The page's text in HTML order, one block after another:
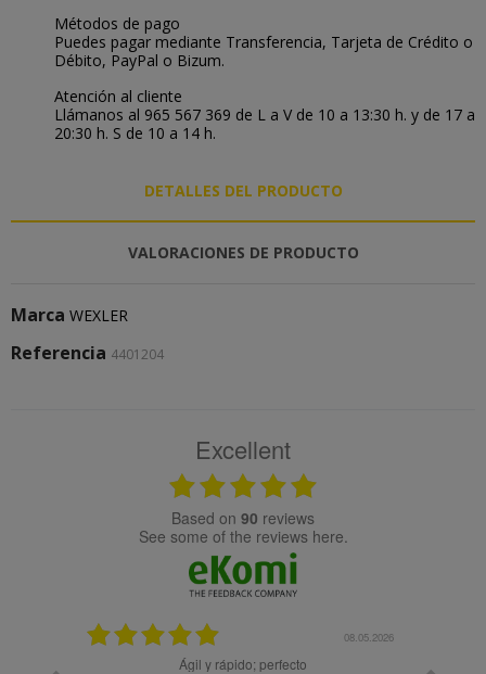
Métodos de pago
Puedes pagar mediante Transferencia, Tarjeta de Crédito o
Débito, PayPal o Bizum.
Atención al cliente
Llámanos al 965 567 369 de L a V de 10 a 13:30 h. y de 17 a
20:30 h. S de 10 a 14 h.
DETALLES DEL PRODUCTO
VALORACIONES DE PRODUCTO
Marca WEXLER
Referencia 4401204
Excellent
based on 90 reviews
see some of the reviews here.
08.05.2026
Muy bien